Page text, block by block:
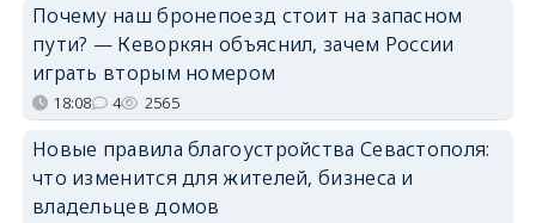
Почему наш бронепоезд стоит на запасном
пути? — Кеворкян объяснил, зачем России
играть вторым номером
18:08 4 2565
Новые правила благоустройства Севастополя:
что изменится для жителей, бизнеса и
владельцев домов